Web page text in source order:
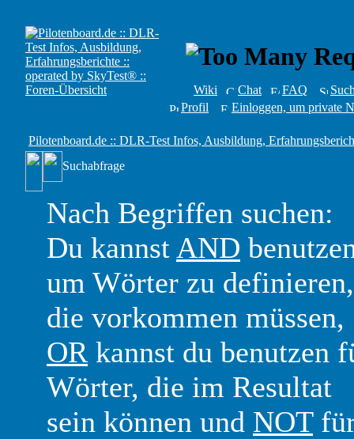
Wiki Chat FAQ
Profil
Einloggen, um private
Pilotenboard.de :: DLR-Test Infos, Ausbildung,
Suchabfrage
Nach Begriffen suchen:
Du kannst AND
um Wörter zu definieren,
die vorkommen müssen,
OR kannst du benutzen
Wörter, die im Resultat
sein können und NOT